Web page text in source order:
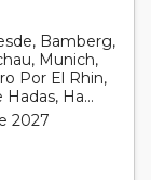
Bamberg,
Munich,
Por El Rhin,
Ha...
2027